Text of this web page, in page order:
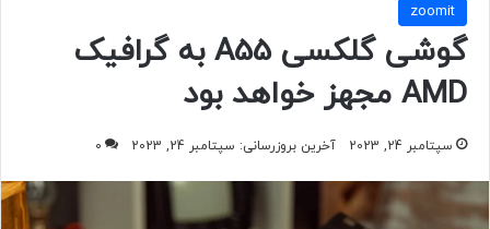
zoomit
گوشی گلکسی A55 به گرافیک
AMD مجهز خواهد بود
سپتامبر 24, 2023 آخرین بروزرسانی: سپتامبر 24, 2023 0